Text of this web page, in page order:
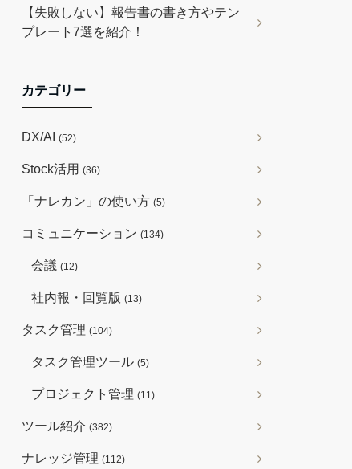
【失敗しない】報告書の書き方やテン
プレート7選を紹介！
カテゴリー
DX/AI (52)
Stock活用 (36)
「ナレカン」の使い方 (5)
コミュニケーション (134)
会議 (12)
社内報・回覧版 (13)
タスク管理 (104)
タスク管理ツール (5)
プロジェクト管理 (11)
ツール紹介 (382)
ナレッジ管理 (112)